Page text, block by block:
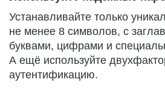
Устанавливайте только
не менее 8 символов, с
буквами, цифрами и
А ещё используйте
аутентификацию.